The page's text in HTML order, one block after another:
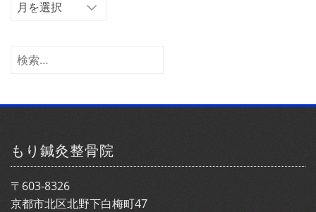
ー
イ
ブ
検
索:
もり鍼灸整骨院
〒603-8326
京都市北区北野下白梅町47